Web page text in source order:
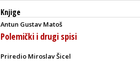
Knjige
Antun Gustav Matoš
Polemički i drugi spisi
Priredio Miroslav Šicel